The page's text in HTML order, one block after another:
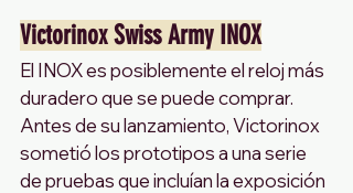
Victorinox Swiss Army INOX
El INOX es posiblemente el reloj más
duradero que se puede comprar.
Antes de su lanzamiento, Victorinox
sometió los prototipos a una serie
de pruebas que incluían la exposición